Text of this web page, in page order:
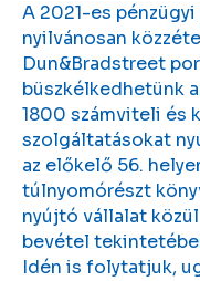
A 2021-es
nyilvánosan
Dun&Bradstreet
büszkélkedhetünk
1800 számviteli és
szolgáltatásokat
az előkelő 56.
túlnyomórészt
nyújtó vállalat
bevétel
Idén is folytatjuk,